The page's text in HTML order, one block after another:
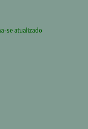
se atualizado